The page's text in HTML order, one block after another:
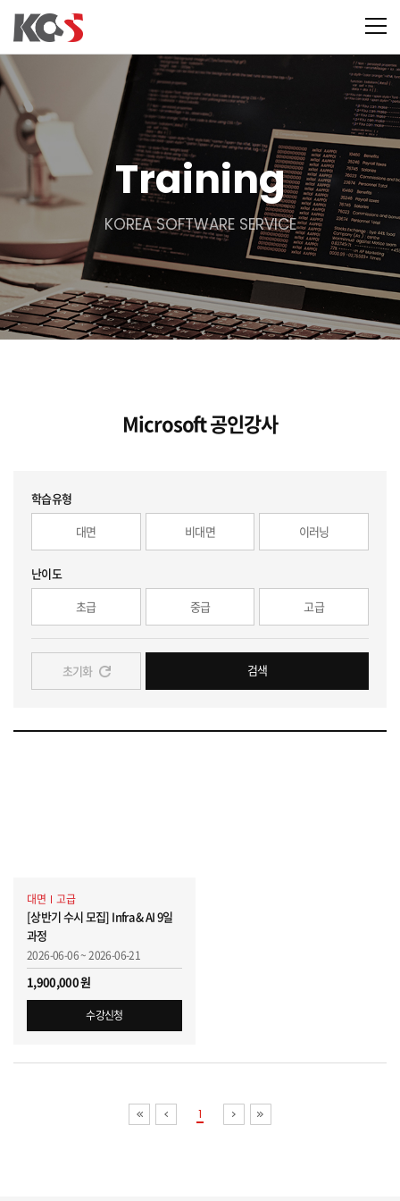
Training
KOREA SOFTWARE SERVICE
Microsoft 공인강사
학습유형
대면
비대면 이러닝
난이도
초급
중급 고급
초기화 검색
대면 고급
[상반기 수시 모집] Infra & AI 9일
과정
2026-06-06 ~ 2026-06-21
1,900,000 원
수강신청
1